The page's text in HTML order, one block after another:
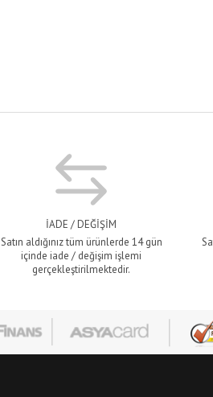
İADE / DEĞİŞİM
Satın aldığınız tüm ürünlerde 14 gün
içinde iade / değişim işlemi
gerçekleştirilmektedir.